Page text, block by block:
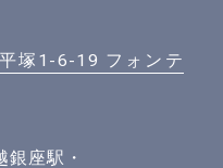
塚1-6-19 フォンテ
銀座駅・